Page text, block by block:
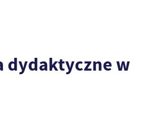
dydaktyczne w